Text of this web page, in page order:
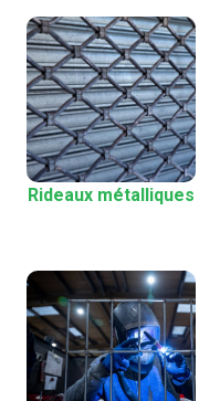
Rideaux métalliques